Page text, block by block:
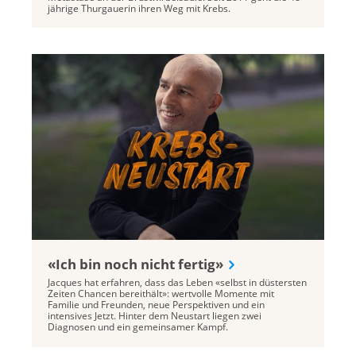
jährige Thurgauerin ihren Weg mit Krebs.
«Ich bin noch nicht fertig»
Jacques hat erfahren, dass das Leben «selbst in düstersten
Zeiten Chancen bereithält»: wertvolle Momente mit
Familie und Freunden, neue Perspektiven und ein
intensives Jetzt. Hinter dem Neustart liegen zwei
Diagnosen und ein gemeinsamer Kampf.